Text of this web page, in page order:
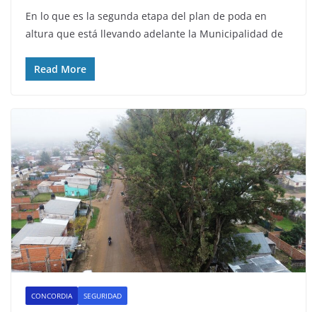
En lo que es la segunda etapa del plan de poda en
altura que está llevando adelante la Municipalidad de
Read More
CONCORDIA SEGURIDAD